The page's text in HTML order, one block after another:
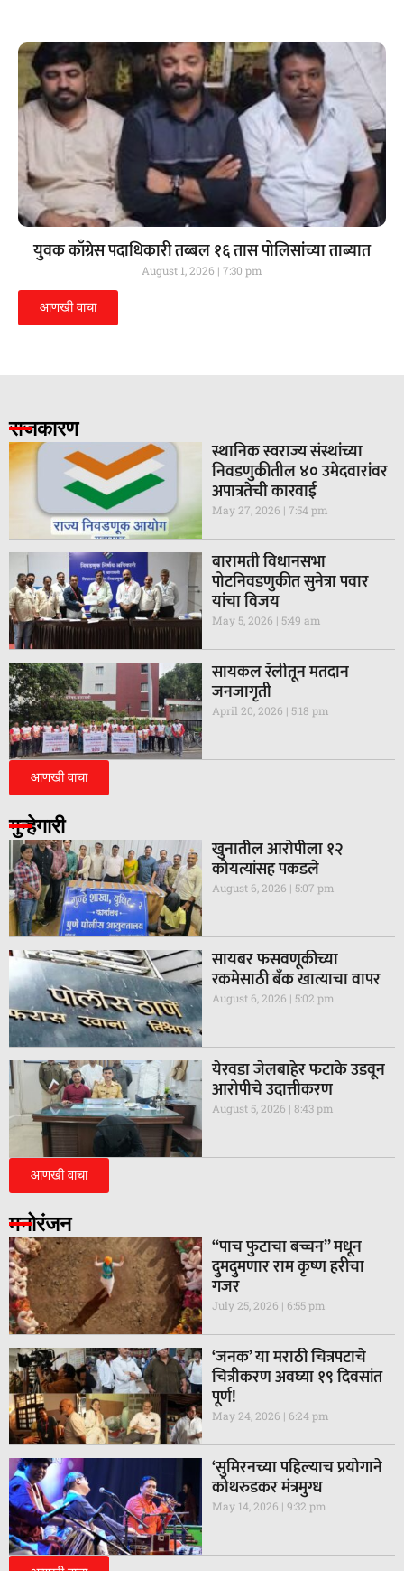
युवक काँग्रेस पदाधिकारी तब्बल १६ तास पोलिसांच्या ताब्यात
August 1, 2026 7:30 pm
आणखी वाचा
राजकारण
स्थानिक स्वराज्य संस्थांच्या
निवडणुकीतील ४० उमेदवारांवर
अपात्रतेची कारवाई
May 27, 2026 7:54 pm
बारामती विधानसभा
पोटनिवडणुकीत सुनेत्रा पवार
यांचा विजय
May 5, 2026 5:49 am
सायकल रॅलीतून मतदान
जनजागृती
April 20, 2026 5:18 pm
आणखी वाचा
गुन्हेगारी
खुनातील आरोपीला १२
कोयत्यांसह पकडले
August 6, 2026 5:07 pm
सायबर फसवणूकीच्या
रकमेसाठी बँक खात्याचा वापर
August 6, 2026 5:02 pm
येरवडा जेलबाहेर फटाके उडवून
आरोपीचे उदात्तीकरण
August 5, 2026 8:43 pm
आणखी वाचा
मनोरंजन
“पाच फुटाचा बच्चन” मधून
दुमदुमणार राम कृष्ण हरीचा
गजर
July 25, 2026 6:55 pm
‘जनक’ या मराठी चित्रपटाचे
चित्रीकरण अवघ्या १९ दिवसांत
पूर्ण!
May 24, 2026 6:24 pm
‘सुमिरनच्या पहिल्याच प्रयोगाने
कोथरुडकर मंत्रमुग्ध
May 14, 2026 9:32 pm